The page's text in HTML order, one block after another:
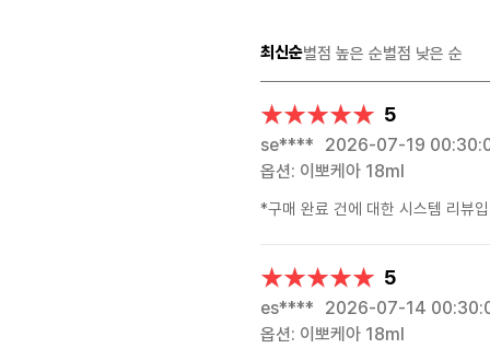
최신순별점 높은 순별점 낮은 순
★★★★★
★★★★★ 5
se**** 2026-07-19
옵션: 이뽀케아 18ml
*구매 완료 건에 대한 시스템 리뷰
★★★★★
★★★★★ 5
es**** 2026-07-14
옵션: 이뽀케아 18ml